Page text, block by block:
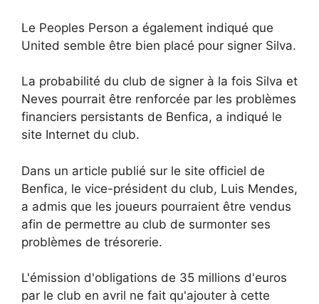
Le Peoples Person a également indiqué que
United semble être bien placé pour signer Silva.
La probabilité du club de signer à la fois Silva et
Neves pourrait être renforcée par les problèmes
financiers persistants de Benfica, a indiqué le
site Internet du club.
Dans un article publié sur le site officiel de
Benfica, le vice-président du club, Luis Mendes,
a admis que les joueurs pourraient être vendus
afin de permettre au club de surmonter ses
problèmes de trésorerie.
L'émission d'obligations de 35 millions d'euros
par le club en avril ne fait qu'ajouter à cette